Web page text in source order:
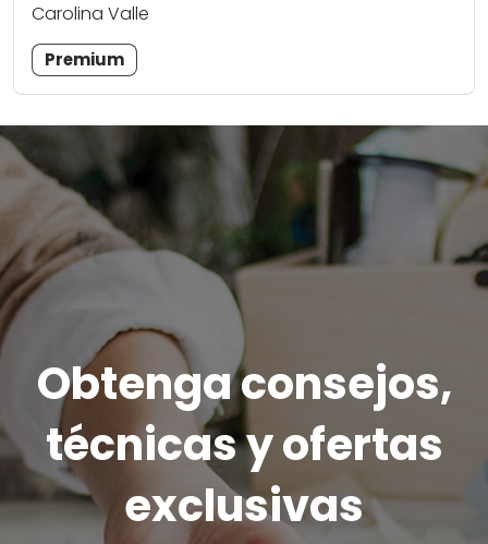
Carolina Valle
Premium
Obtenga consejos,
técnicas y ofertas
exclusivas